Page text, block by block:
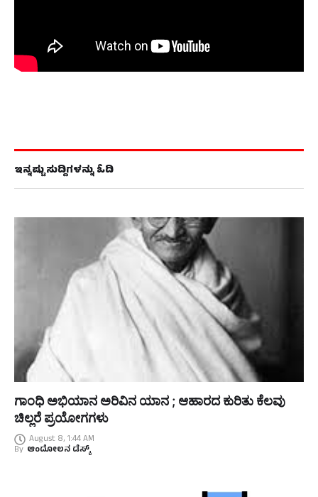
ಇನ್ನಷ್ಟು ಸುದ್ದಿಗಳನ್ನು ಓದಿ
ಗಾಂಧಿ ಅಭಿಯಾನ ಅರಿವಿನ ಯಾನ ; ಆಹಾರದ ಕುರಿತು ಕೆಲವು
ಚಿಲ್ಲರೆ ಪ್ರಯೋಗಗಳು
August 8, 1:44 AM
By ಆಂದೋಲನ ಡೆಸ್ಕ್